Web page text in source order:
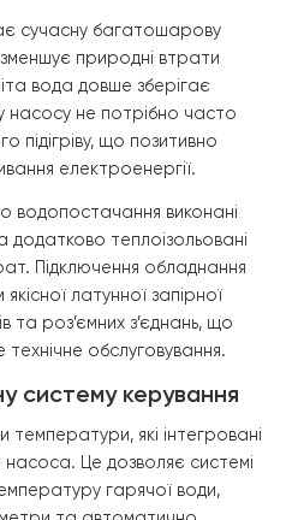
демонтовано застарілий
не відповідав вимогам
на базі теплового
бак непрямого нагріву
розроблений для
джерелами тепла.
для забезпечення
гарячій воді. Навіть у
система підтримує
комфортне
та кухнею без різких
теплообмінник
внутрішнім